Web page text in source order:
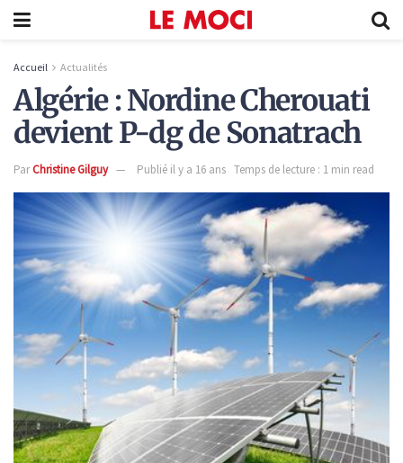
Accueil Actualités
Algérie : Nordine Cherouati
devient P-dg de Sonatrach
ParChristine Gilguy Publié il y a 16 ans Temps de lecture : 1 min read